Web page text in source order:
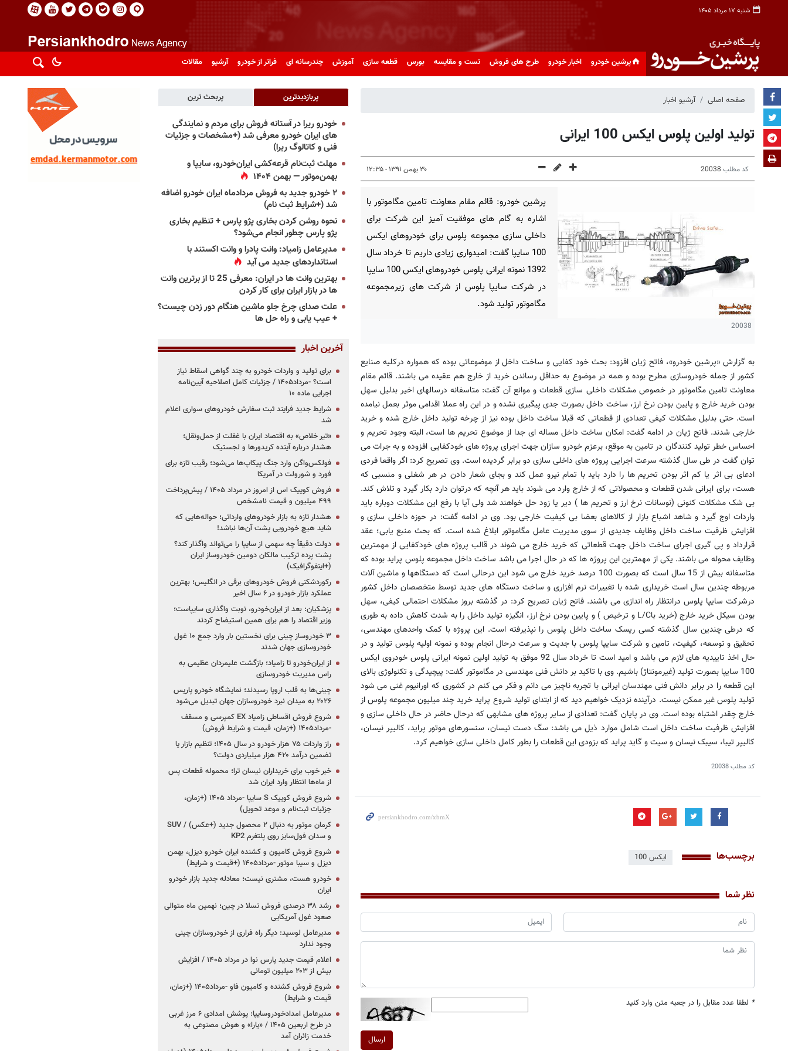
شنبه ۱۷ مرداد ۱۴۰۵
پرشین خودرو اخبار خودرو طرح های فروش تست و مقایسه بورس قطعه سازی آموزش چندرسانه ای فراتر از خودرو آرشیو مقالات
صفحه اصلی آرشیو اخبار
تولید اولین پلوس ایکس 100 ایرانی
کد مطلب 20038 ۳۰ بهمن ۱۳۹۱ - ۱۲:۳۵
20038
پرشین خودرو: قائم مقام معاونت تامین مگاموتور با
اشاره به گام های موفقیت آمیز این شرکت برای
داخلی سازی مجموعه پلوس برای خودروهای ایکس
100 سایپا گفت: امیدواری زیادی داریم تا خرداد سال
1392 نمونه ایرانی پلوس خودروهای ایکس 100 سایپا
در شرکت سایپا پلوس از شرکت های زیرمجموعه
مگاموتور تولید شود.
به گزارش «پرشین خودرو»، فاتح ژیان افزود: بحث خود کفایی و ساخت داخل از موضوعاتی بوده که همواره درکلیه صنایع
کشور از جمله خودروسازی مطرح بوده و همه در موضوع به حداقل رساندن خرید از خارج هم عقیده می باشند. قائم مقام
معاونت تامین مگاموتور در خصوص مشکلات داخلی سازی قطعات و موانع آن گفت: متاسفانه درسالهای اخیر بدلیل سهل
بودن خرید خارج و پایین بودن نرخ ارز، ساخت داخل بصورت جدی پیگیری نشده و در این راه عملا اقدامی موثر بعمل نیامده
است. حتی بدلیل مشکلات کیفی تعدادی از قطعاتی که قبلا ساخت داخل بوده نیز از چرخه تولید داخل خارج شده و خرید
خارجی شدند. فاتح ژیان در ادامه گفت: امکان ساخت داخل مساله ای جدا از موضوع تحریم ها است، البته وجود تحریم و
احساس خطر تولید کنندگان در تامین به موقع، برعزم خودرو سازان جهت اجرای پروژه های خودکفایی افزوده و به جرات می
توان گفت در طی سال گذشته سرعت اجرایی پروژه های داخلی سازی دو برابر گردیده است. وی تصریح کرد: اگر واقعا فردی
ادعای بی اثر یا کم اثر بودن تحریم ها را دارد باید با تمام نیرو عمل کند و بجای شعار دادن در هر شغلی و منسبی که
هست، برای ایرانی شدن قطعات و محصولاتی که از خارج وارد می شوند باید هر آنچه که درتوان دارد بکار گیرد و تلاش کند.
بی شک مشکلات کنونی (نوسانات نرخ ارز و تحریم ها ) دیر یا زود حل خواهند شد ولی آیا با رفع این مشکلات دوباره باید
واردات اوج گیرد و شاهد اشباع بازار از کالاهای بعضا بی کیفیت خارجی بود. وی در ادامه گفت: در حوزه داخلی سازی و
افزایش ظرفیت ساخت داخل وظایف جدیدی از سوی مدیریت عامل مگاموتور ابلاغ شده است. که بحث منبع یابی؛ عقد
قرارداد و پی گیری اجرای ساخت داخل جهت قطعاتی که خرید خارج می شوند در قالب پروژه های خودکفایی از مهمترین
وظایف محوله می باشند. یکی از مهمترین این پروژه ها که در حال اجرا می باشد ساخت داخل مجموعه پلوس پراید بوده که
متاسفانه بیش از 15 سال است که بصورت 100 درصد خرید خارج می شود این درحالی است که دستگاهها و ماشین آلات
مربوطه چندین سال است خریداری شده با تغییرات نرم افزاری و ساخت دستگاه های جدید توسط متخصصان داخل کشور
درشرکت سایپا پلوس درانتظار راه اندازی می باشند. فاتح ژیان تصریح کرد: در گذشته بروز مشکلات احتمالی کیفی، سهل
بودن سیکل خرید خارج (خرید باL/C و ترخیص ) و پایین بودن نرخ ارز، انگیزه تولید داخل را به شدت کاهش داده به طوری
که درطی چندین سال گذشته کسی ریسک ساخت داخل پلوس را نپذیرفته است. این پروژه با کمک واحدهای مهندسی،
تحقیق و توسعه، کیفیت، تامین و شرکت سایپا پلوس با جدیت و سرعت درحال انجام بوده و نمونه اولیه پلوس تولید و در
حال اخذ تاییدیه های لازم می باشد و امید است تا خرداد سال 92 موفق به تولید اولین نمونه ایرانی پلوس خودروی ایکس
100 سایپا بصورت تولید (غیرمونتاژ) باشیم. وی با تاکید بر دانش فنی مهندسی در مگاموتور گفت: پیچیدگی و تکنولوژی بالای
این قطعه را در برابر دانش فنی مهندسان ایرانی با تجربه ناچیز می دانم و فکر می کنم در کشوری که اورانیوم غنی می شود
تولید پلوس غیر ممکن نیست. درآینده نزدیک خواهیم دید که از ابتدای تولید شروع پراید خرید چند میلیون مجموعه پلوس از
خارج چقدر اشتباه بوده است. وی در پایان گفت: تعدادی از سایر پروژه های مشابهی که درحال حاضر در حال داخلی سازی و
افزایش ظرفیت ساخت داخل است شامل موارد ذیل می باشد: سگ دست نیسان، سنسورهای موتور پراید، کالیپر نیسان،
کالیپر تیبا، سیبک نیسان و سیت و گاید پراید که بزودی این قطعات را بطور کامل داخلی سازی خواهیم کرد.
کد مطلب20038
برچسب‌ها ایکس 100
نظر شما
* لطفا عدد مقابل را در جعبه متن وارد کنید
ارسال
پربازدیدترین پربحث ترین
خودرو ریرا در آستانه فروش برای مردم و نمایندگی
های ایران خودرو معرفی شد (+مشخصات و جزئیات
فنی و کاتالوگ ریرا)
مهلت ثبت‌نام قرعه‌کشی ایران‌خودرو، سایپا و
بهمن‌موتور — بهمن ۱۴۰۴
۲ خودرو جدید به فروش مردادماه ایران خودرو اضافه
شد (+شرایط ثبت نام)
نحوه روشن کردن بخاری پژو پارس + تنظیم بخاری
پژو پارس چطور انجام می‌شود؟
مدیرعامل زامیاد: وانت پادرا و وانت اکستند با
استانداردهای جدید می آید
بهترین وانت ها در ایران: معرفی 25 تا از برترین وانت
ها در بازار ایران برای کار کردن
علت صدای چرخ جلو ماشین هنگام دور زدن چیست؟
+ عیب یابی و راه حل ها
آخرین اخبار
برای تولید و واردات خودرو به چند گواهی اسقاط نیاز
است؟ -مرداد۱۴۰۵ / جزئیات کامل اصلاحیه آیین‌نامه
اجرایی ماده ۱۰
شرایط جدید فرایند ثبت سفارش خودروهای سواری اعلام
شد
«تیر خلاص» به اقتصاد ایران با غفلت از حمل‌ونقل؛
هشدار درباره آینده کریدورها و لجستیک
فولکس‌واگن وارد جنگ پیکاپ‌ها می‌شود؛ رقیب تازه برای
فورد و شورولت در آمریکا
فروش کوییک اس از امروز در مرداد ۱۴۰۵ / پیش‌پرداخت
۴۹۹ میلیون و قیمت نامشخص
هشدار تازه به بازار خودروهای وارداتی؛ حواله‌هایی که
شاید هیچ خودرویی پشت آن‌ها نباشد!
دولت دقیقاً چه سهمی از سایپا را می‌تواند واگذار کند؟
پشت پرده ترکیب مالکان دومین خودروساز ایران
(+اینفوگرافیک)
رکوردشکنی فروش خودروهای برقی در انگلیس؛ بهترین
عملکرد بازار خودرو در ۶ سال اخیر
پزشکیان: بعد از ایران‌خودرو، نوبت واگذاری سایپاست؛
وزیر اقتصاد را هم برای همین استیضاح کردند
۳ خودروساز چینی برای نخستین بار وارد جمع ۱۰ غول
خودروسازی جهان شدند
از ایران‌خودرو تا زامیاد؛ بازگشت علیمردان عظیمی به
راس مدیریت خودروسازی
چینی‌ها به قلب اروپا رسیدند؛ نمایشگاه خودرو پاریس
۲۰۲۶ به میدان نبرد خودروسازان جهان تبدیل می‌شود
شروع فروش اقساطی زامیاد EX کمپرسی و مسقف
-مرداد۱۴۰۵ (+زمان، قیمت و شرایط فروش)
راز واردات ۷۵ هزار خودرو در سال ۱۴۰۵؛ تنظیم بازار یا
تضمین درآمد ۴۲۰ هزار میلیاردی دولت؟
خبر خوب برای خریداران نیسان ترا؛ محموله قطعات پس
از ماه‌ها انتظار وارد ایران شد
شروع فروش کوییک S سایپا -مرداد ۱۴۰۵ (+زمان،
جزئیات ثبت‌نام و موعد تحویل)
کرمان موتور به دنبال ۲ محصول جدید (+عکس) / SUV
و سدان فول‌سایز روی پلتفرم KP2
شروع فروش کامیون و کشنده ایران خودرو دیزل، بهمن
دیزل و سیبا موتور -مرداد۱۴۰۵ (+قیمت و شرایط)
خودرو هست، مشتری نیست؛ معادله جدید بازار خودرو
ایران
رشد ۳۸ درصدی فروش تسلا در چین؛ نهمین ماه متوالی
صعود غول آمریکایی
مدیرعامل لوسید: دیگر راه فراری از خودروسازان چینی
وجود ندارد
اعلام قیمت جدید پارس نوا در مرداد ۱۴۰۵ / افزایش
بیش از ۲۰۳ میلیون تومانی
شروع فروش کشنده و کامیون فاو -مرداد۱۴۰۵ (+زمان،
قیمت و شرایط)
مدیرعامل امدادخودروسایپا: پوشش امدادی ۶ مرز غربی
در طرح اربعین ۱۴۰۵ / «یارا» و هوش مصنوعی به
خدمت زائران آمد